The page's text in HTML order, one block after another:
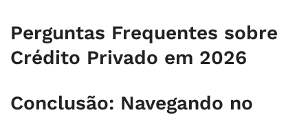
Perguntas Frequentes sobre
Crédito Privado em 2026
Conclusão: Navegando no